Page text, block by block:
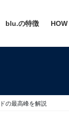
blu.の特徴
の最高峰を解説